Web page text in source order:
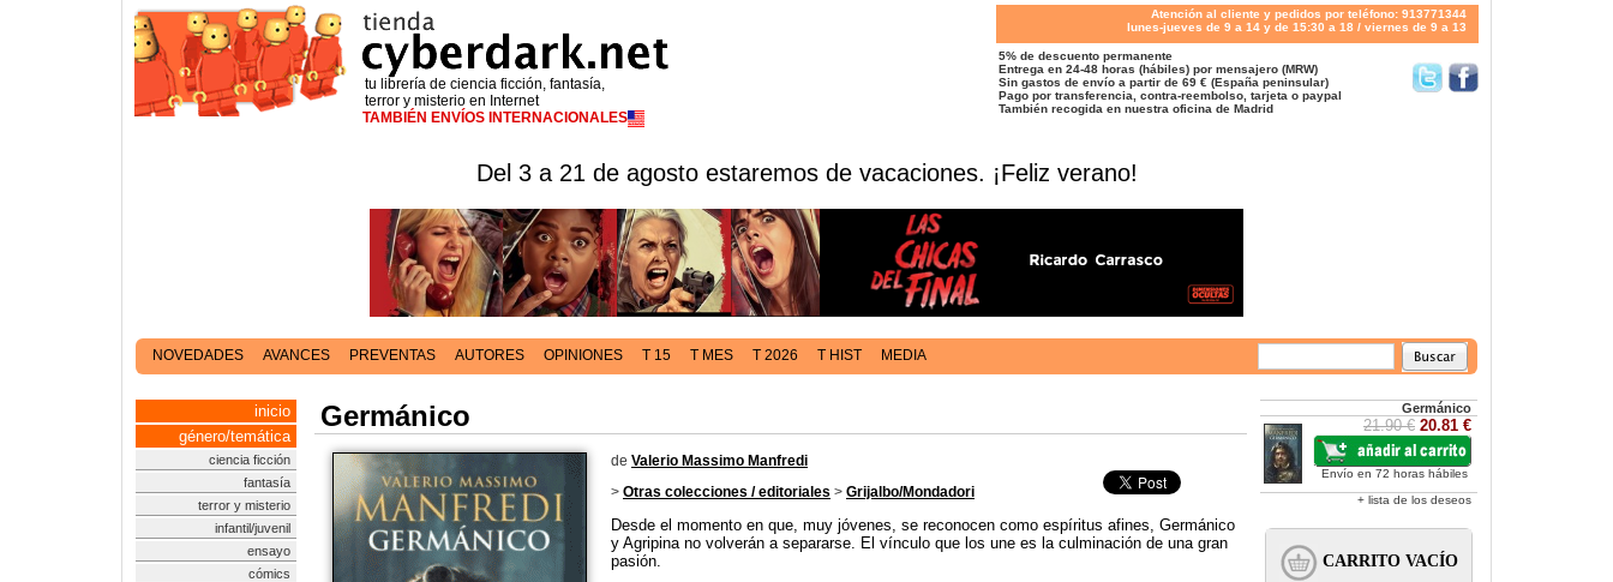
tu librería de ciencia ficción, fantasía,
terror y misterio en Internet
TAMBIÉN ENVÍOS INTERNACIONALES
Atención al cliente y pedidos por teléfono: 913771344
lunes-jueves de 9 a 14 y de 15:30 a 18 / viernes de 9 a 13
5% de descuento permanente
Entrega en 24-48 horas (hábiles) por mensajero (MRW)
Sin gastos de envío a partir de 69 € (España peninsular)
Pago por transferencia, contra-reembolso, tarjeta o paypal
También recogida en nuestra oficina de Madrid
Del 3 a 21 de agosto estaremos de vacaciones. ¡Feliz verano!
NOVEDADES AVANCES PREVENTAS AUTORES OPINIONES T 15 T MES T 2026 T HIST MEDIA
inicio
género/temática
ciencia ficción
fantasía
terror y misterio
infantil/juvenil
ensayo
cómics
Germánico
de Valerio Massimo Manfredi
> Otras colecciones / editoriales > Grijalbo/Mondadori
Desde el momento en que, muy jóvenes, se reconocen como espíritus afines, Germánico
y Agripina no volverán a separarse. El vínculo que los une es la culminación de una gran
pasión.
Germánico
21.90 € 20.81 €
Envío en 72 horas hábiles
+ lista de los deseos